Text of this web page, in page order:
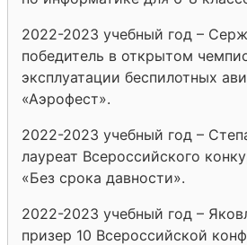
2022-2023 учебный год –
победитель в открытом
эксплуатации беспилотных
«Аэрофест».
2022-2023 учебный год –
лауреат Всероссийского
«Без срока давности».
2022-2023 учебный год –
призер 10 Всероссийской